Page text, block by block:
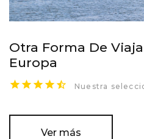
Otra Forma De
Europa
Nuestra
Ver más